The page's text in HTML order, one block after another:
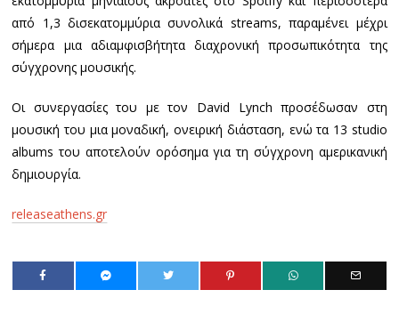
από 1,3 δισεκατομμύρια συνολικά streams, παραμένει μέχρι
σήμερα μια αδιαμφισβήτητα διαχρονική προσωπικότητα της
σύγχρονης μουσικής.
Οι συνεργασίες του με τον David Lynch προσέδωσαν στη
μουσική του μια μοναδική, ονειρική διάσταση, ενώ τα 13 studio
albums του αποτελούν ορόσημα για τη σύγχρονη αμερικανική
δημιουργία.
releaseathens.gr